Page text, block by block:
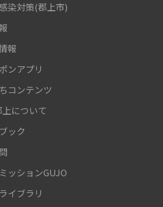
染対策(郡上市)
報
ンアプリ
コンテンツ
について
ック
ッションGUJO
イブラリ